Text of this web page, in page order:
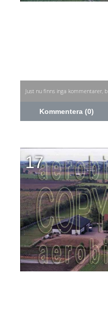
Just nu finns inga kommentarer,
Kommentera (0)
17